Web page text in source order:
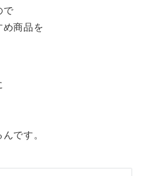
で
め商品を
です。